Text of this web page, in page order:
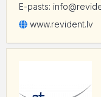
E-pasts:
www.revident.lv